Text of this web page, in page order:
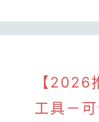
【2026
工具－